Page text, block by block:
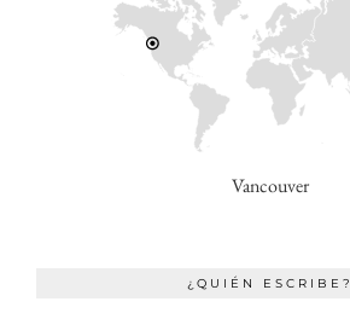
Vancouver
¿QUIÉN ESCRIBE?